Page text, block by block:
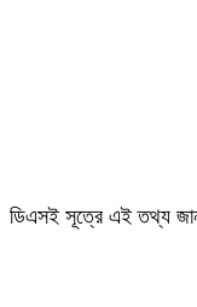
ডিএসই সূত্রে এই তথ্য